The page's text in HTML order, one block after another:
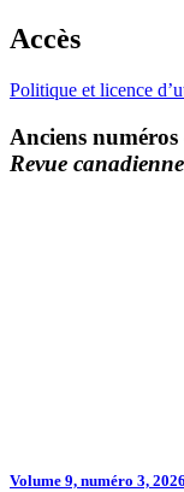
Accès
Politique et licence
Anciens numéros
Revue
Volume 9, numéro 3, 2026